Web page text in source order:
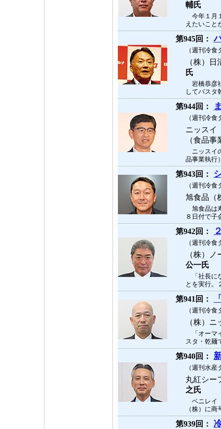
輔氏
今年１月
えたいこと
第945回：
（週刊冷
（株）
氏
岩橋恭彦
してパスタ
第944回：
（週刊冷
ニッスイ
（食品
ニッスイ
品事業執行
第943回：
（週刊冷
旭食品
旭食品は
８日付で子
第942回：
（週刊冷
（株）
公一氏
「社長に
とを実行。
第941回：
（週刊冷
（株）
「オーマ
スタ・乾麺
第940回：
（週刊水
丸紅シ
之氏
ベニレイ
（株）に
第939回：